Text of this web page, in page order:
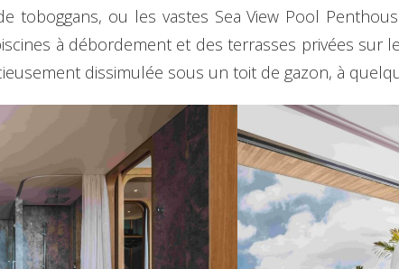
toboggans, ou les vastes Sea View Pool
à débordement et des terrasses privées sur
dissimulée sous un toit de gazon, à